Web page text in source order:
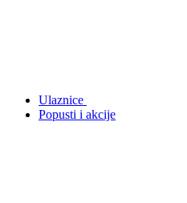
Ulaznice
Popusti i akcije